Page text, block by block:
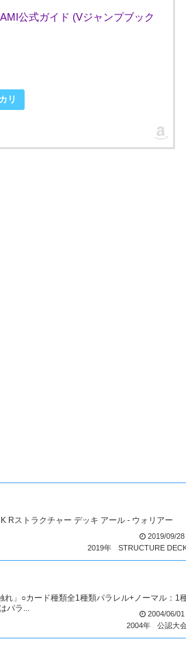
公式ガイド (Vジャンプブック
リ
ストラクチャー デッキ アール - ウォリアー
2019/09/28
2019年
STRUCTURE
」○カード種類全1種類パラレル+ノーマル：1
パラ...
2004/06/01
2004年
公認大